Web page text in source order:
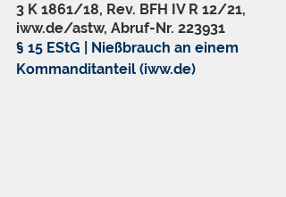
3 K 1861/18, Rev. BFH IV R 12/21,
iww.de/astw, Abruf-Nr. 223931
§ 15 EStG | Nießbrauch an einem
Kommanditanteil (iww.de)